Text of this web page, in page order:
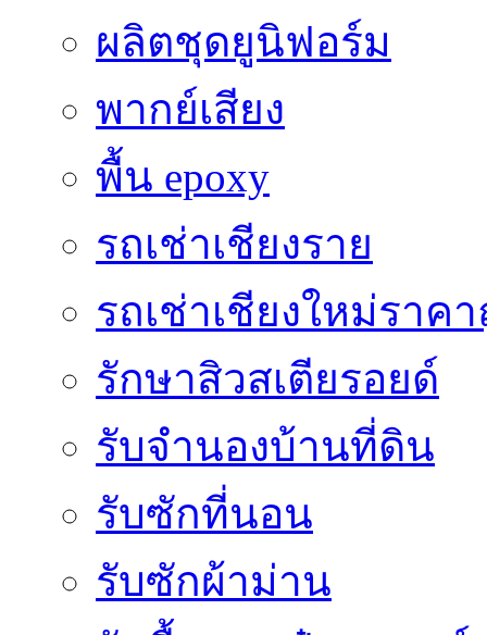
ผลิตชุดยูนิฟอร์ม
พากย์เสียง
พื้น epoxy
รถเช่าเชียงราย
รถเช่าเชียงใหม่ราค
รักษาสิวสเตียรอยด์
รับจำนองบ้านที่ดิน
รับซักที่นอน
รับซักผ้าม่าน